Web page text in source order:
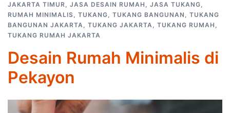
JAKARTA TIMUR, JASA DESAIN RUMAH , JASA TUKANG,
RUMAH MINIMALIS, TUKANG, TUKANG BANGUNAN , TUKANG
BANGUNAN JAKARTA, TUKANG JAKARTA, TUKANG RUMAH ,
TUKANG RUMAH JAKARTA
Desain Rumah Minimalis di
Pekayon